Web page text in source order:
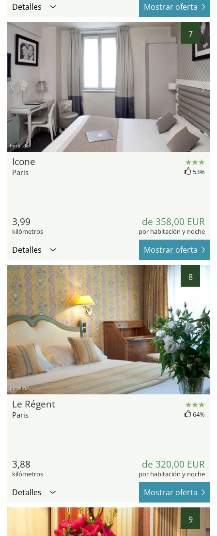
Detalles Mostrar oferta
7
hotel.de
Icone
Paris 53%
3,99
kilómetros
de 358,00 EUR
por habitación y noche
Detalles Mostrar oferta
8
hotel.de
Le Régent
Paris 64%
3,88
kilómetros
de 320,00 EUR
por habitación y noche
Detalles Mostrar oferta
9